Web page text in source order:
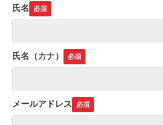
氏名
氏名（カナ）
メールアドレス